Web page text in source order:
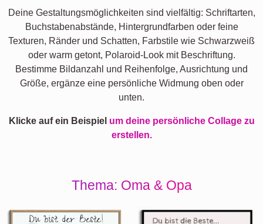
Deine Gestaltungsmöglichkeiten sind vielfältig: Schriftarten,
Buchstabenabstände, Hintergrundfarben oder feine
Texturen, Ränder und Schatten, Farbstile wie Schwarzweiß
oder warm getont, Polaroid-Look mit Beschriftung.
Bestimme Bildanzahl und Reihenfolge, Ausrichtung und
Größe, ergänze eine persönliche Widmung oben oder
unten.
Klicke auf ein Beispiel um deine persönliche Collage zu
erstellen.
Thema: Oma & Opa